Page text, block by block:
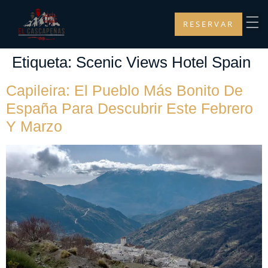
RESERVAR
Etiqueta: Scenic Views Hotel Spain
Capileira: El Pueblo Más Bonito De
España Para Descubrir Este Febrero
Y Marzo